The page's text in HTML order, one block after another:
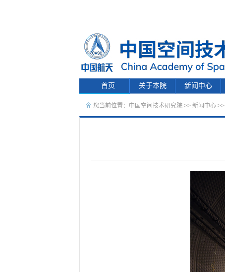
首页 关于本院 新闻中心
您当前位置： 中国空间技术研究院 >> 新闻中心 >>